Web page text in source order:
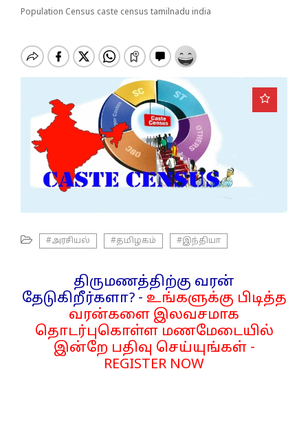
o
Population Census caste census tamilnadu india
#அரசியல் #தமிழகம் #இந்தியா
திருமணத்திற்கு வரன்
தேடுகிறீர்களா? - உங்களுக்கு பிடித்த
வரன்களை இலவசமாக
தொடர்புகொள்ள மணமேடையில்
இன்றே பதிவு செய்யுங்கள் -
REGISTER NOW